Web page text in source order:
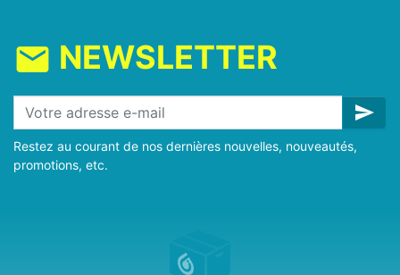
mail NEWSLETTER
send
Restez au courant de nos dernières nouvelles, nouveautés,
promotions, etc.